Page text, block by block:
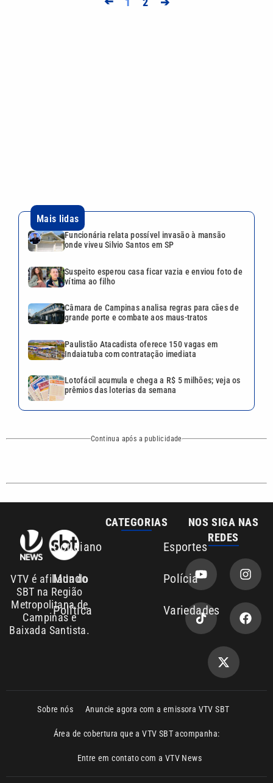
Lotofácil acumula e chega a R$ 5 milhões; veja os
prêmios das loterias da semana
Continua após a publicidade
VTV é afiliada do
SBT na Região
CATEGORIAS
Cotidiano
Mundo Polícia
Anuncie agora com a emissora VTV SBT
Área de cobertura que a VTV SBT acompanha:
Entre em contato com a VTV News
Copyright © 2026. Todos os direitos
reservados | Empresa de Comunicação PRM
Política de privacidade